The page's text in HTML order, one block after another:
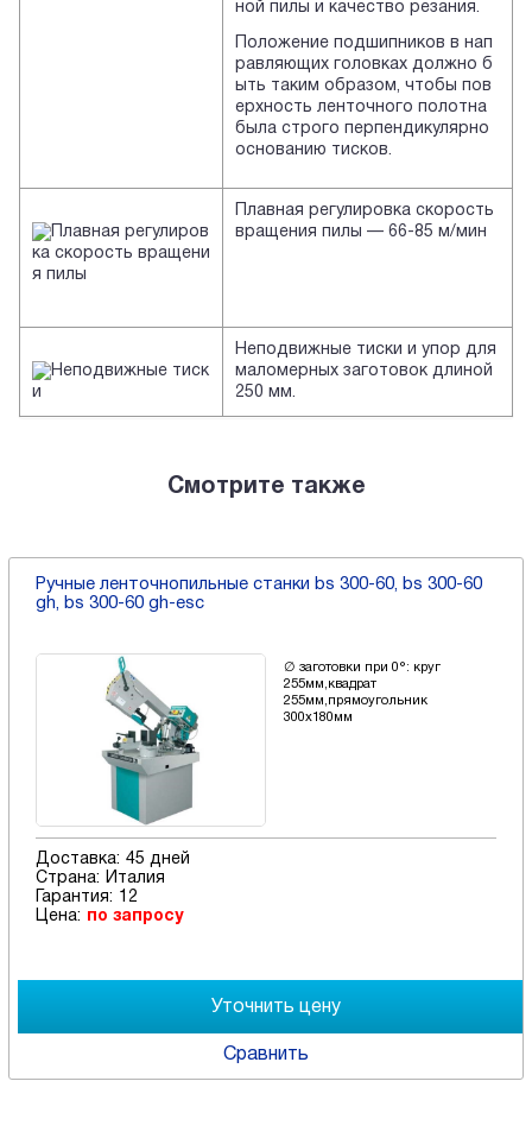
ной пилы и качество резания.
Положение подшипников в нап
равляющих головках должно б
ыть таким образом, чтобы пов
ерхность ленточного полотна
была строго перпендикулярно
основанию тисков.
Плавная регулировка скорость
вращения пилы — 66-85 м/мин
Неподвижные тиски и упор для
маломерных заготовок длиной
250 мм.
Смотрите также
Ручные ленточнопильные станки bs 300-60, bs 300-60
gh, bs 300-60 gh-esc
∅ заготовки при 0°: круг
255мм,квадрат
255мм,прямоугольник
300х180мм
Доставка: 45 дней
Страна:
Италия
Гарантия:
12
Цена:
по запросу
Сравнить